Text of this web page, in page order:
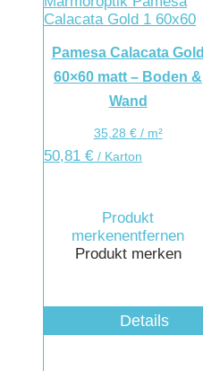
Pamesa Calacata Gold
60×60 matt – Boden &
Wand
35,28 €/ m²
50,81 € / Karton
Produkt
merkenentfernen
Produkt merken
Details